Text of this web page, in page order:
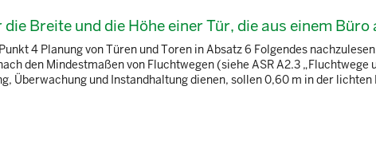
Breite und die Höhe einer Tür, die aus einem
4 Planung von Türen und Toren in Absatz 6 Folgendes
den Mindestmaßen von Fluchtwegen (siehe ASR A2.3 „Fluchtwege
Überwachung und Instandhaltung dienen, sollen 0,60 m in der